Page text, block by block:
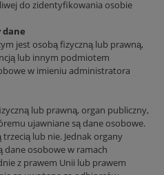
do zidentyfikowania osobie
dane
jest osobą fizyczną lub prawną,
lub innym podmiotem
w imieniu administratora
lub prawną, organ publiczny,
ujawniane są dane osobowe.
lub nie. Jednak organy
osobowe w ramach
z prawem Unii lub prawem